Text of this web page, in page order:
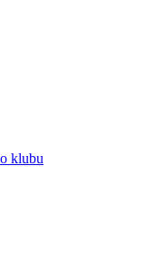
klubu